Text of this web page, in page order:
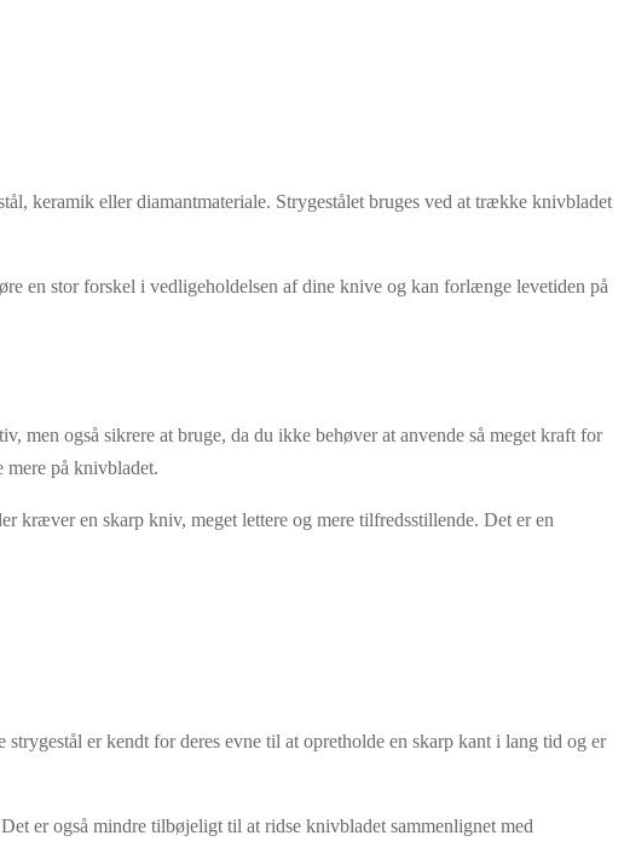
keramik eller diamantmateriale. Strygestålet bruges ved at trække knivbladet
en stor forskel i vedligeholdelsen af dine knive og kan forlænge levetiden på
også sikrere at bruge, da du ikke behøver at anvende så meget kraft for
på knivbladet.
kræver en skarp kniv, meget lettere og mere tilfredsstillende. Det er en
er kendt for deres evne til at opretholde en skarp kant i lang tid og er
er også mindre tilbøjeligt til at ridse knivbladet sammenlignet med